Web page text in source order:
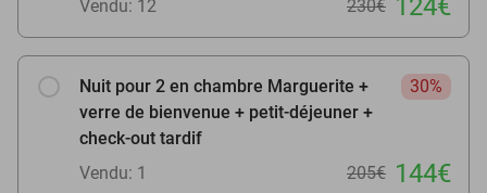
Vendu: 12 230€ 124€
Nuit pour 2 en chambre Marguerite +
verre de bienvenue + petit-déjeuner +
check-out tardif
30%
Vendu: 1 205€ 144€